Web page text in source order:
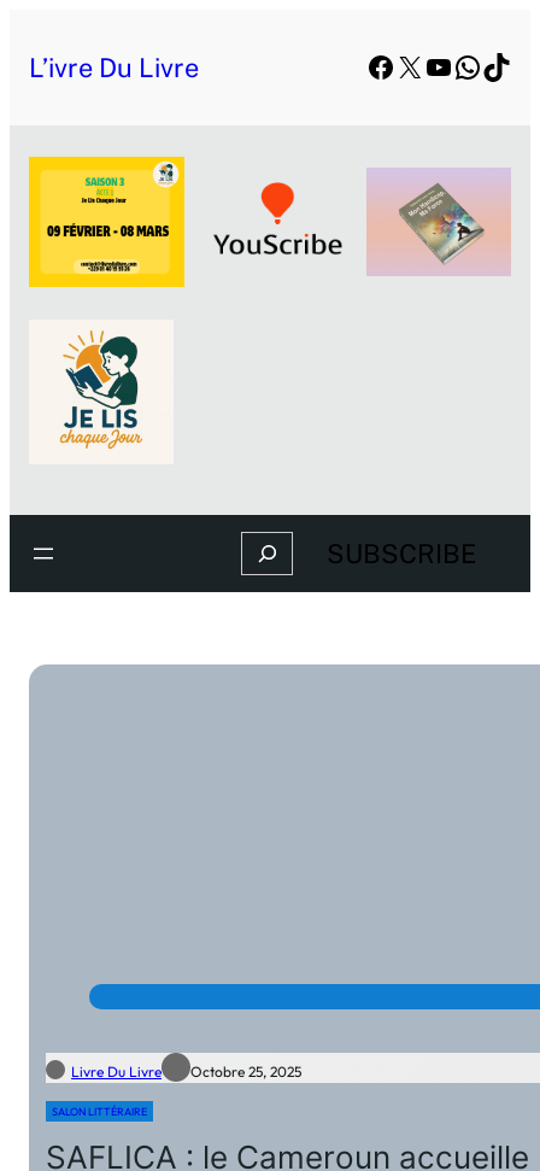
L’ivre Du Livre Facebook
X YouTube
Search SUBSCRIBE
Livre Du Livre Octobre 25, 2025
SALON LITTÉRAIRE
SAFLICA : le Cameroun